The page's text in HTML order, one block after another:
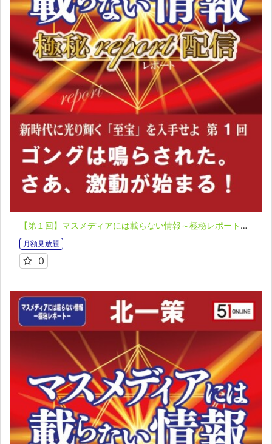
【第１回】マスメディアには載らない情報～極秘レポート～全１０回 北一策
月額見放題
0